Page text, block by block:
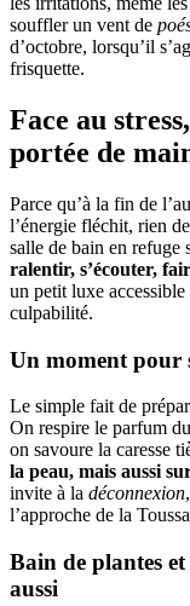
souffler un vent de
d’octobre, lorsqu’il
frisquette.
Face au
portée de
Parce qu’à la fin de
l’énergie fléchit, rien
salle de bain en refuge
ralentir, s’écouter,
un petit luxe
culpabilité.
Un moment pour
Le simple fait de
On respire le parfum
on savoure la caresse
la peau, mais aussi
invite à la déconnexion
l’approche de la
Bain de plantes
aussi